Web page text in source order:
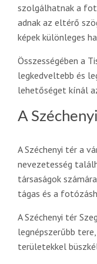
szolgálhatnak a
adnak az eltérő
képek különleges
Összességében a
legkedveltebb és
lehetőséget kínál
A
A Széchenyi tér a
nevezetesség
társaságok
tágas és a
A Széchenyi tér
legnépszerűbb
területekkel